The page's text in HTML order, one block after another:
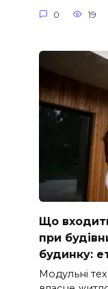
0 19
Що
при
будинку:
Модульні